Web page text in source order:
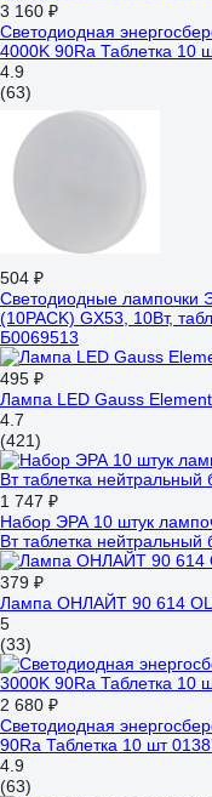
3 160 ₽
Светодиодная
4000K 90Ra Таблетка 10
4.9
(63)
504 ₽
Светодиодные лампочки
(10PACK) GX53, 10Вт,
Б0069513
495 ₽
Лампа LED Gauss
4.7
(421)
1 747 ₽
Набор ЭРА 10 штук
Вт таблетка
379 ₽
Лампа ОНЛАЙТ 90 614
5
(33)
2 680 ₽
Светодиодная
90Ra Таблетка 10 шт
4.9
(63)